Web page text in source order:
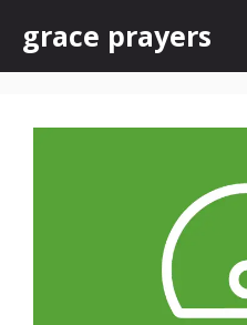
content
grace prayers